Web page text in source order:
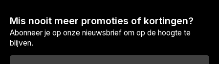
Mis nooit meer promoties of kortingen?
Abonneer je op onze nieuwsbrief om op de hoogte te
blijven.